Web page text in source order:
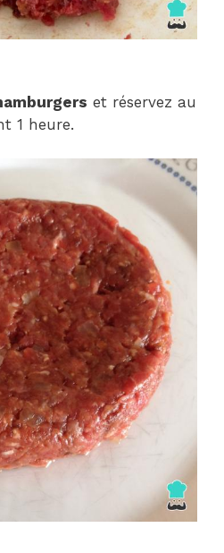
et réservez au
1 heure.